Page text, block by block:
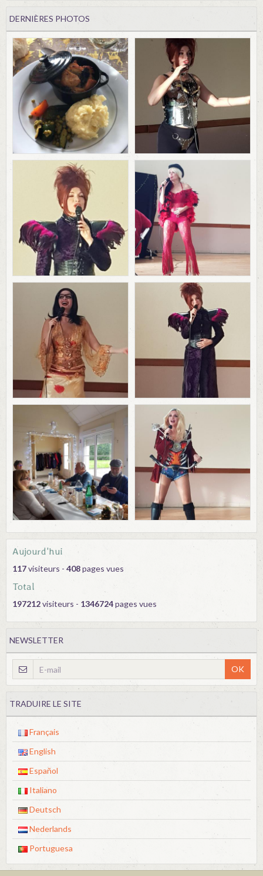
DERNIÈRES PHOTOS
Aujourd'hui
117visiteurs - 408pages vues
Total
197212visiteurs - 1346724pages vues
NEWSLETTER
OK
TRADUIRE LE SITE
Français
English
Español
Italiano
Deutsch
Nederlands
Portuguesa